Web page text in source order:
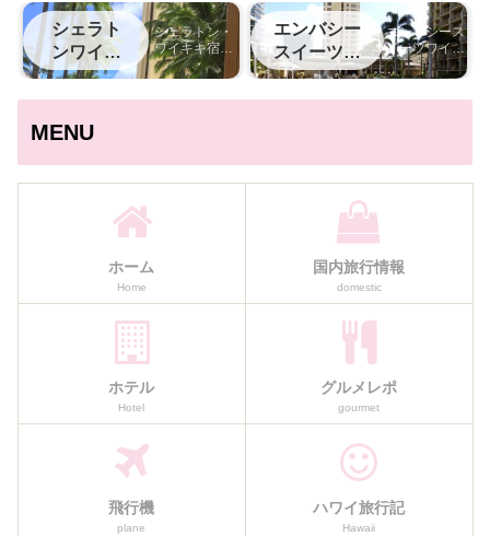
部国際空港
泊記
シェラト
ンワイキ
キ
シェラトン・
ワイキキ宿泊
記
エンバシー
スイーツワ
イキキ
エンバシース
イーツワイキ
キ宿泊記
MENU
ホーム
Home
国内旅行情報
domestic
ホテル
Hotel
グルメレポ
gourmet
飛行機
plane
ハワイ旅行記
Hawaii